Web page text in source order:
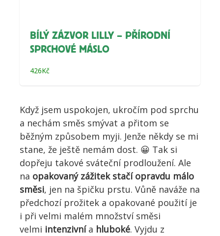
BÍLÝ ZÁZVOR LILLY – PŘÍRODNÍ
SPRCHOVÉ MÁSLO
426Kč
Když jsem uspokojen, ukročím pod sprchu
a nechám směs smývat a přitom se
běžným způsobem myji. Jenže někdy se mi
stane, že ještě nemám dost. 😀 Tak si
dopřeju takové sváteční prodloužení. Ale
na opakovaný zážitek stačí opravdu málo
směsi, jen na špičku prstu. Vůně naváže na
předchozí prožitek a opakované použití je
i při velmi malém množství směsi
velmi intenzivnía hluboké. Vyjdu z